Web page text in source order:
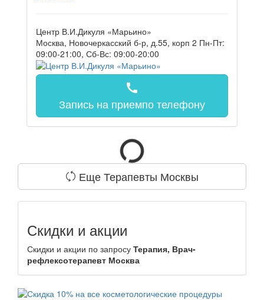
Центр В.И.Дикуля «Марьино»
Москва, Новочеркасский б-р, д.55, корп 2 Пн-Пт:
09:00-21:00, Сб-Вс: 09:00-20:00
call
Запись на приемпо телефону
Еще Терапевты Москвы
Скидки и акции
Скидки и акции по запросу Терапия, Врач-
рефлексотерапевт Москва